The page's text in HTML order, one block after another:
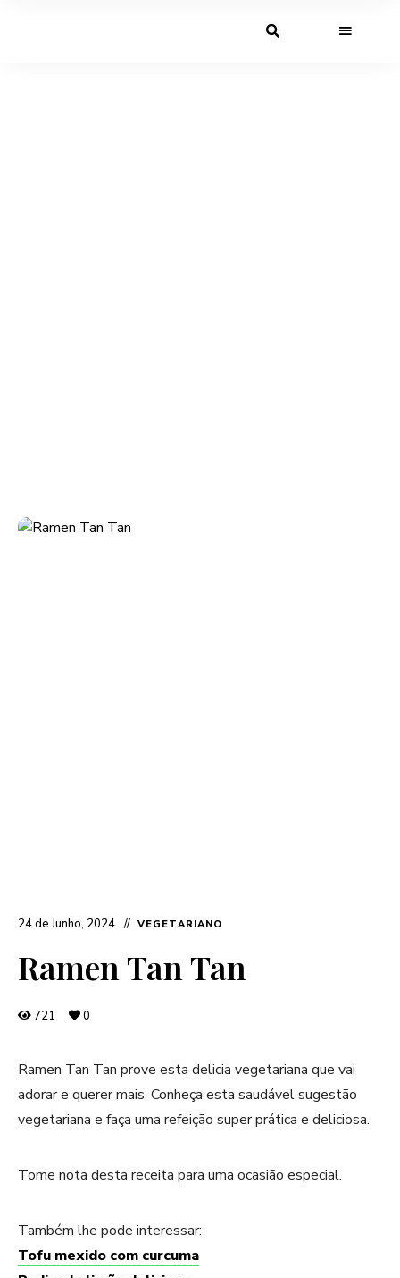
24 de Junho, 2024 VEGETARIANO
Ramen Tan Tan
721 0
Ramen Tan Tan prove esta delicia vegetariana que vai
adorar e querer mais. Conheça esta saudável sugestão
vegetariana e faça uma refeição super prática e deliciosa.
Tome nota desta receita para uma ocasião especial.
Também lhe pode interessar:
Tofu mexido com curcuma